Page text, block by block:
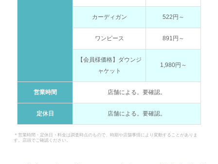
カーディガン 522円～
ワンピース 891円～
【会員様価格】ダウンジ
ャケット
1,980円～
営業時間 店舗による。要確認。
定休日 店舗による。要確認。
＊営業時間・定休日・料金は調査時点のもので、時期や店舗事情により変動することがありま
す。店頭でご確認ください。